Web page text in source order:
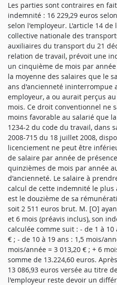
Les parties sont contraires en
indemnité : 16 229,29 euros
selon l'employeur. L'article 14 de
collective nationale des
auxiliaires du transport du 21
relation de travail, prévoit une
un cinquième de mois par
la moyenne des salaires que le
ans d'ancienneté ininterrompue
employeur, a ou aurait perçus
mois. Ce droit conventionnel ne
moins favorable au salarié que
1234-2 du code du travail, dans
2008-715 du 18 juillet 2008,
licenciement ne peut être
de salaire par année de
quinzièmes de mois par année
d'ancienneté. Le salaire à
calcul de cette indemnité le plus
est le douzième de sa
soit 2 511 euros brut. M. [O]
et 6 mois (préavis inclus), son
calculée comme suit : - de 1 à 10
€ ; - de 10 à 19 ans : 1,5 mois/
mois/année = 3 013,20 € ; + 6
somme de 13.224,60 euros.
13 086,93 euros versée au titre
l'employeur reste devoir un